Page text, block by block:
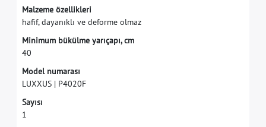
Malzeme özellikleri
haff, dayanıklı ve deforme olmaz
Minimum bükülme yarıçapı, cm
40
Model numarası
LUXXUS | P4020F
Sayısı
1